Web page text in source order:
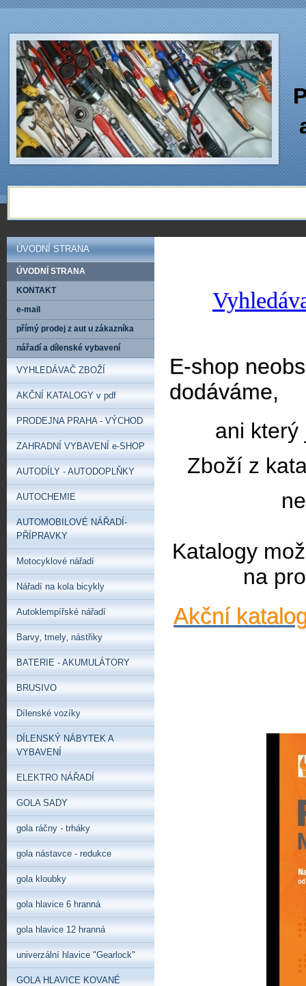
E-shop
dodáváme,
ani který
Zboží z
Katalogy
na
Akční
ÚVODNÍ STRANA
ÚVODNÍ STRANA
KONTAKT
e-mail
přímý prodej z aut u zákazníka
nářadí a dílenské vybavení
VYHLEDÁVAČ ZBOŽÍ
AKČNÍ KATALOGY v pdf
PRODEJNA PRAHA - VÝCHOD
ZAHRADNÍ VYBAVENÍ e-SHOP
AUTODÍLY - AUTODOPLŇKY
AUTOCHEMIE
AUTOMOBILOVÉ NÁŘADÍ-
PŘÍPRAVKY
Motocyklové nářadí
Nářadí na kola bicykly
Autoklempířské nářadí
Barvy‚ tmely‚ nástřiky
BATERIE - AKUMULÁTORY
BRUSIVO
Dílenské vozíky
DÍLENSKÝ NÁBYTEK A
VYBAVENÍ
ELEKTRO NÁŘADÍ
GOLA SADY
gola ráčny - trháky
gola nástavce - redukce
gola kloubky
gola hlavice 6 hranná
gola hlavice 12 hranná
univerzální hlavice "Gearlock"
GOLA HLAVICE KOVANÉ